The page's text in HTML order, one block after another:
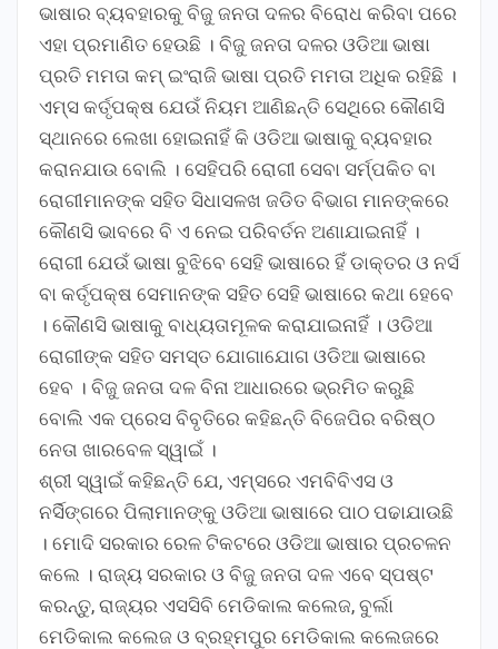
ଭାଷାର ବ୍ୟବହାରକୁ ବିଜୁ ଜନତା ଦଳର ବିରୋଧ କରିବା ପରେ
ଏହା ପ୍ରମାଣିତ ହେଉଛି । ବିଜୁ ଜନତା ଦଳର ଓଡିଆ ଭାଷା
ପ୍ରତି ମମତା କମ୍ ଇଂରାଜି ଭାଷା ପ୍ରତି ମମତା ଅଧିକ ରହିଛି ।
ଏମ୍ସ କର୍ତୃପକ୍ଷ ଯେଉଁ ନିୟମ ଆଣିଛନ୍ତି ସେଥିରେ କୌଣସି
ସ୍ଥାନରେ ଲେଖା ହୋଇନାହିଁ କି ଓଡିଆ ଭାଷାକୁ ବ୍ୟବହାର
କରାନଯାଉ ବୋଲି । ସେହିପରି ରୋଗୀ ସେବା ସର୍ମ୍ପକିତ ବା
ରୋଗୀମାନଙ୍କ ସହିତ ସିଧାସଳଖ ଜଡିତ ବିଭାଗ ମାନଙ୍କରେ
କୌଣସି ଭାବରେ ବି ଏ ନେଇ ପରିବର୍ତନ ଅଣାଯାଇନାହିଁ ।
ରୋଗୀ ଯେଉଁ ଭାଷା ବୁଝିବେ ସେହି ଭାଷାରେ ହିଁ ଡାକ୍ତର ଓ ନର୍ସ
ବା କର୍ତୃପକ୍ଷ ସେମାନଙ୍କ ସହିତ ସେହି ଭାଷାରେ କଥା ହେବେ
। କୌଣସି ଭାଷାକୁ ବାଧ୍ୟତାମୂଳକ କରାଯାଇନାହିଁ । ଓଡିଆ
ରୋଗୀଙ୍କ ସହିତ ସମସ୍ତ ଯୋଗାଯୋଗ ଓଡିଆ ଭାଷାରେ
ହେବ । ବିଜୁ ଜନତା ଦଳ ବିନା ଆଧାରରେ ଭ୍ରମିତ କରୁଛି
ବୋଲି ଏକ ପ୍ରେସ ବିବୃତିରେ କହିଛନ୍ତି ବିଜେପିର ବରିଷ୍ଠ
ନେତା ଖାରବେଳ ସ୍ୱାଇଁ ।
ଶ୍ରୀ ସ୍ୱାଇଁ କହିଛନ୍ତି ଯେ, ଏମ୍ସରେ ଏମବିବିଏସ ଓ
ନର୍ସିଙ୍ଗରେ ପିଲାମାନଙ୍କୁ ଓଡିଆ ଭାଷାରେ ପାଠ ପଢାଯାଉଛି
। ମୋଦି ସରକାର ରେଳ ଟିକଟରେ ଓଡିଆ ଭାଷାର ପ୍ରଚଳନ
କଲେ । ରାଜ୍ୟ ସରକାର ଓ ବିଜୁ ଜନତା ଦଳ ଏବେ ସ୍ପଷ୍ଟ
କରନ୍ତୁ, ରାଜ୍ୟର ଏସସିବି ମେଡିକାଲ କଲେଜ, ବୁର୍ଲା
ମେଡିକାଲ କଲେଜ ଓ ବ୍ରହ୍ମପୁର ମେଡିକାଲ କଲେଜରେ